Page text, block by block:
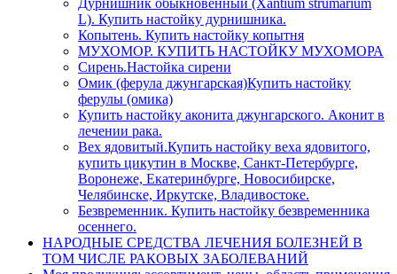
Дурнишник обыкновенный (Xantium strumarium
L). Купить настойку дурнишника.
Копытень. Купить настойку копытня
МУХОМОР. КУПИТЬ НАСТОЙКУ МУХОМОРА
Сирень.Настойка сирени
Омик (ферула джунгарская)Купить настойку
ферулы (омика)
Купить настойку аконита джунгарского. Аконит в
лечении рака.
Вех ядовитый.Купить настойку веха ядовитого,
купить цикутин в Москве, Санкт-Петербурге,
Воронеже, Екатеринбурге, Новосибирске,
Челябинске, Иркутске, Владивостоке.
Безвременник. Купить настойку безвременника
осеннего.
НАРОДНЫЕ СРЕДСТВА ЛЕЧЕНИЯ БОЛЕЗНЕЙ В
ТОМ ЧИСЛЕ РАКОВЫХ ЗАБОЛЕВАНИЙ